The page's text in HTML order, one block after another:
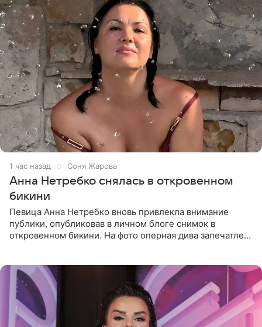
1 час назад Соня Жарова
Анна Нетребко снялась в откровенном
бикини
Певица Анна Нетребко вновь привлекла внимание
публики, опубликовав в личном блоге снимок в
откровенном бикини. На фото оперная дива запечатлена